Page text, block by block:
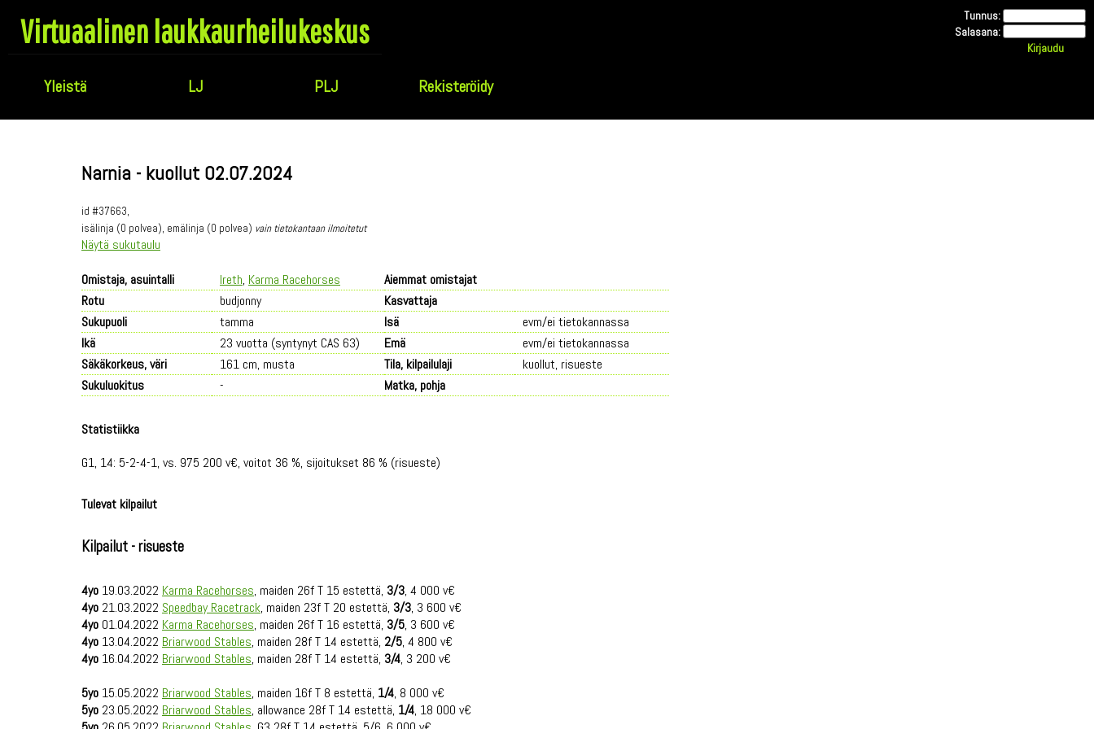
Virtuaalinen laukkaurheilukeskus
Yleistä LJ PLJ Rekisteröidy
Tunnus:
Salasana:
Narnia - kuollut 02.07.2024
id #37663,
isälinja (0 polvea), emälinja (0 polvea) vain tietokantaan ilmoitetut
Näytä sukutaulu
Omistaja, asuintalli Ireth, Karma Racehorses
Aiemmat omistajat
Rotu
budjonny
Kasvattaja
Sukupuoli
tamma Isä
evm/ei tietokannassa
Ikä
23 vuotta (syntynyt CAS 63) Emä
evm/ei tietokannassa
Säkäkorkeus, väri
161 cm, musta Tila, kilpailulaji
kuollut, risueste
Sukuluokitus
- Matka, pohja
Statistiikka
G1, 14: 5-2-4-1, vs. 975 200 v€, voitot 36 %, sijoitukset 86 % (risueste)
Tulevat kilpailut
Kilpailut - risueste
4yo 19.03.2022 Karma Racehorses, maiden 26f T 15 estettä, 3/3, 4 000 v€
4yo 21.03.2022 Speedbay Racetrack, maiden 23f T 20 estettä, 3/3, 3 600 v€
4yo 01.04.2022 Karma Racehorses, maiden 26f T 16 estettä, 3/5, 3 600 v€
4yo 13.04.2022 Briarwood Stables, maiden 28f T 14 estettä, 2/5, 4 800 v€
4yo 16.04.2022 Briarwood Stables, maiden 28f T 14 estettä, 3/4, 3 200 v€
5yo 15.05.2022 Briarwood Stables, maiden 16f T 8 estettä, 1/4, 8 000 v€
5yo 23.05.2022 Briarwood Stables, allowance 28f T 14 estettä, 1/4, 18 000 v€